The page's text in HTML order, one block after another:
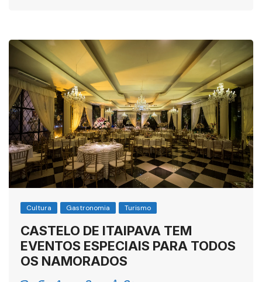
Cultura Gastronomia Turismo
CASTELO DE ITAIPAVA TEM
EVENTOS ESPECIAIS PARA TODOS
OS NAMORADOS